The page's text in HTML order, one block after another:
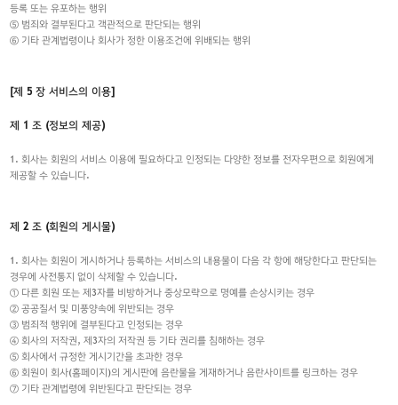
등록 또는 유포하는 행위
⑤ 범죄와 결부된다고 객관적으로 판단되는 행위
⑥ 기타 관계법령이나 회사가 정한 이용조건에 위배되는 행위
[제 5 장 서비스의 이용]
제 1 조 (정보의 제공)
1. 회사는 회원의 서비스 이용에 필요하다고 인정되는 다양한 정보를 전자우편으로 회원에게
제공할 수 있습니다.
제 2 조 (회원의 게시물)
1. 회사는 회원이 게시하거나 등록하는 서비스의 내용물이 다음 각 항에 해당한다고 판단되는
경우에 사전통지 없이 삭제할 수 있습니다.
① 다른 회원 또는 제3자를 비방하거나 중상모략으로 명예를 손상시키는 경우
② 공공질서 및 미풍양속에 위반되는 경우
③ 범죄적 행위에 결부된다고 인정되는 경우
④ 회사의 저작권, 제3자의 저작권 등 기타 권리를 침해하는 경우
⑤ 회사에서 규정한 게시기간을 초과한 경우
⑥ 회원이 회사(홈페이지)의 게시판에 음란물을 게재하거나 음란사이트를 링크하는 경우
⑦ 기타 관계법령에 위반된다고 판단되는 경우